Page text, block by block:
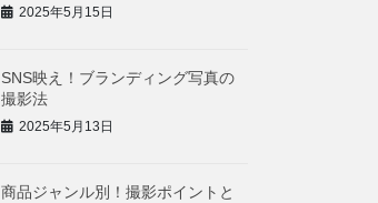
2025年5月15日
SNS映え！ブランディング写真の
撮影法
2025年5月13日
商品ジャンル別！撮影ポイントと